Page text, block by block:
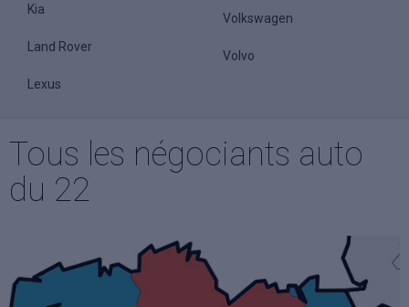
Kia
Land Rover
Lexus
Volkswagen
Volvo
Tous les négociants auto
du 22